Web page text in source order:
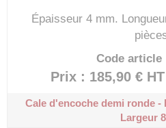
Épaisseur 4 mm.
Code article
Prix : 185,90 € HT
Cale d'encoche demi ronde -
Largeur